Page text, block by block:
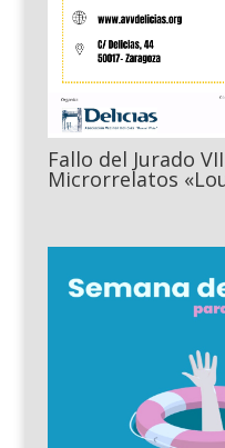
Fallo del Jurado
Microrrelatos